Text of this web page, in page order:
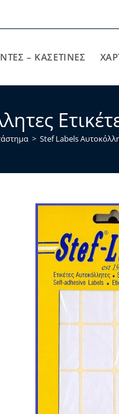
– ΚΑΣΕΤΙΝΕΣ
> Stef Labels